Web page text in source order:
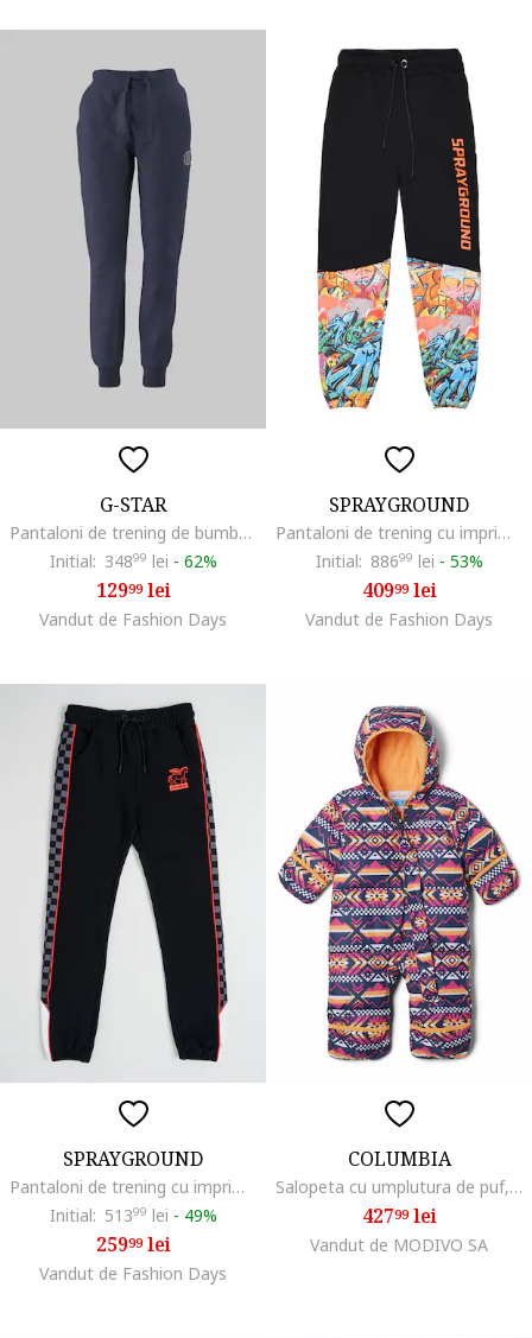
G-STAR
Pantaloni de trening de bumbac cu snur, Albastru inchis
Initial: 34899 lei - 62%
12999lei
Vandut de Fashion Days
SPRAYGROUND
Pantaloni de trening cu imprimeu grafic, Multicolor
Initial: 88699 lei - 53%
40999lei
Vandut de Fashion Days
SPRAYGROUND
Pantaloni de trening cu imprimeu grafic, Gri/Negru stins
Initial: 51399 lei - 49%
25999lei
Vandut de Fashion Days
COLUMBIA
Salopeta cu umplutura de puf, pentru schi si snowboarding Snugly Bunny, Piersica/Bleumarin
42799lei
Vandut de MODIVO SA